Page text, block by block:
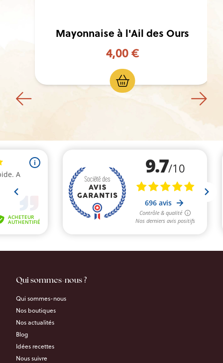
Mayonnaise à l'Ail des Ours
4,00 €
Qui sommes-nous ?
Qui sommes-nous
Nos boutiques
Nos actualités
Blog
Idées recettes
Nous suivre